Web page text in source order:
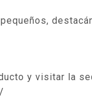
y visitar la